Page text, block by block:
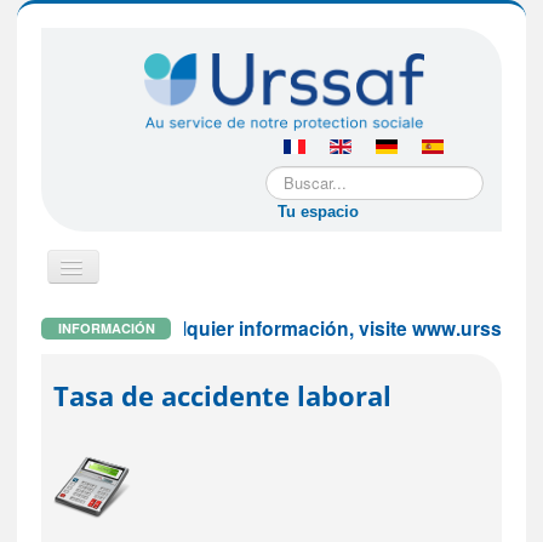
Buscar...
Tu espacio
Cambiar
INFORMACIÓN
Para cualquier información, visite www.urssaf.fr
Tasa de accidente laboral